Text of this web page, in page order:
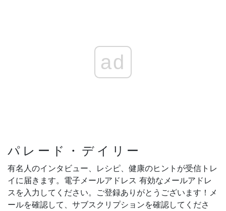
ad
パレード・デイリー
有名人のインタビュー、レシピ、健康のヒントが受信トレ
イに届きます。電子メールアドレス 有効なメールアドレ
スを入力してください。 ご登録ありがとうございます！メ
ールを確認して、サブスクリプションを確認してくださ